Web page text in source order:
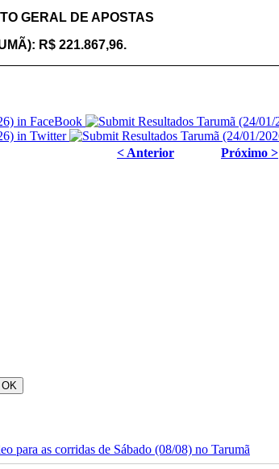
GERAL DE APOSTAS
R$ 221.867,96.
< Anterior Próximo >
para as corridas de Sábado (08/08) no Tarumã